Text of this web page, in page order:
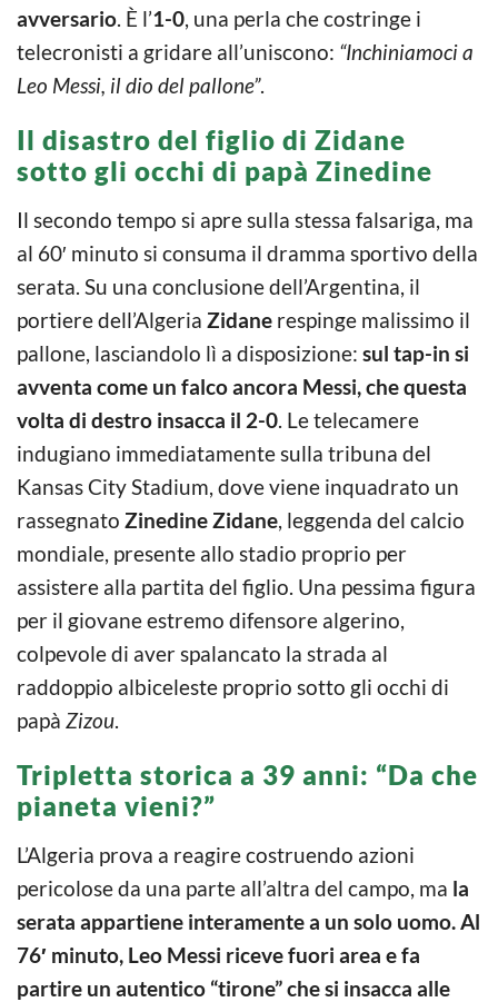
avversario. È l’1-0, una perla che costringe i
telecronisti a gridare all’uniscono: “Inchiniamoci a
Leo Messi, il dio del pallone”.
Il disastro del figlio di Zidane
sotto gli occhi di papà Zinedine
Il secondo tempo si apre sulla stessa falsariga, ma
al 60′ minuto si consuma il dramma sportivo della
serata. Su una conclusione dell’Argentina, il
portiere dell’Algeria Zidane respinge malissimo il
pallone, lasciandolo lì a disposizione: sul tap-in si
avventa come un falco ancora Messi, che questa
volta di destro insacca il 2-0. Le telecamere
indugiano immediatamente sulla tribuna del
Kansas City Stadium, dove viene inquadrato un
rassegnato Zinedine Zidane, leggenda del calcio
mondiale, presente allo stadio proprio per
assistere alla partita del figlio. Una pessima figura
per il giovane estremo difensore algerino,
colpevole di aver spalancato la strada al
raddoppio albiceleste proprio sotto gli occhi di
papà Zizou.
Tripletta storica a 39 anni: “Da che
pianeta vieni?”
L’Algeria prova a reagire costruendo azioni
pericolose da una parte all’altra del campo, ma la
serata appartiene interamente a un solo uomo.Al
76′ minuto, Leo Messi riceve fuori area e fa
partire un autentico “tirone” che si insacca alle